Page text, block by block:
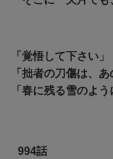
「覚悟して下さい」
「拙者の刀傷は、
「春に残る雪のよ
994話